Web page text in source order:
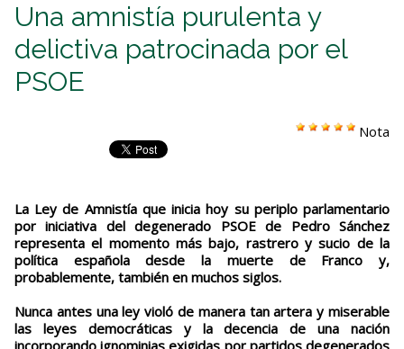
Una amnistía purulenta y
delictiva patrocinada por el
PSOE
Nota
La Ley de Amnistía que inicia hoy su periplo parlamentario
por iniciativa del degenerado PSOE de Pedro Sánchez
representa el momento más bajo, rastrero y sucio de la
política española desde la muerte de Franco y,
probablemente, también en muchos siglos.
Nunca antes una ley violó de manera tan artera y miserable
las leyes democráticas y la decencia de una nación